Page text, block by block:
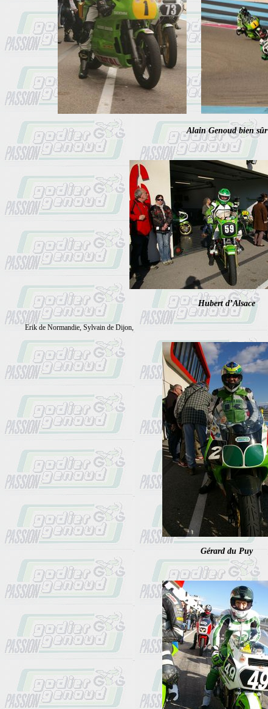
Alain Genoud bien sûr
Hubert d’Alsace
Erik de Normandie, Sylvain de Dijon,
Gérard du Puy